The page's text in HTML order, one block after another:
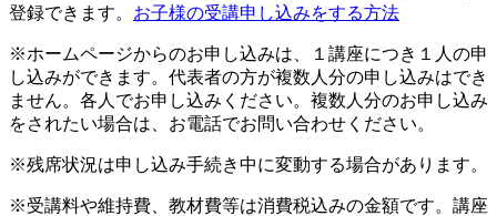
登録できます。 お子様の受講申し込みをする方法
※ホームページからのお申し込みは、１講座につき１人の申
し込みができます。代表者の方が複数人分の申し込みはでき
ません。各人でお申し込みください。複数人分のお申し込み
をされたい場合は、お電話でお問い合わせください。
※残席状況は申し込み手続き中に変動する場合があります。
※受講料や維持費、教材費等は消費税込みの金額です。講座